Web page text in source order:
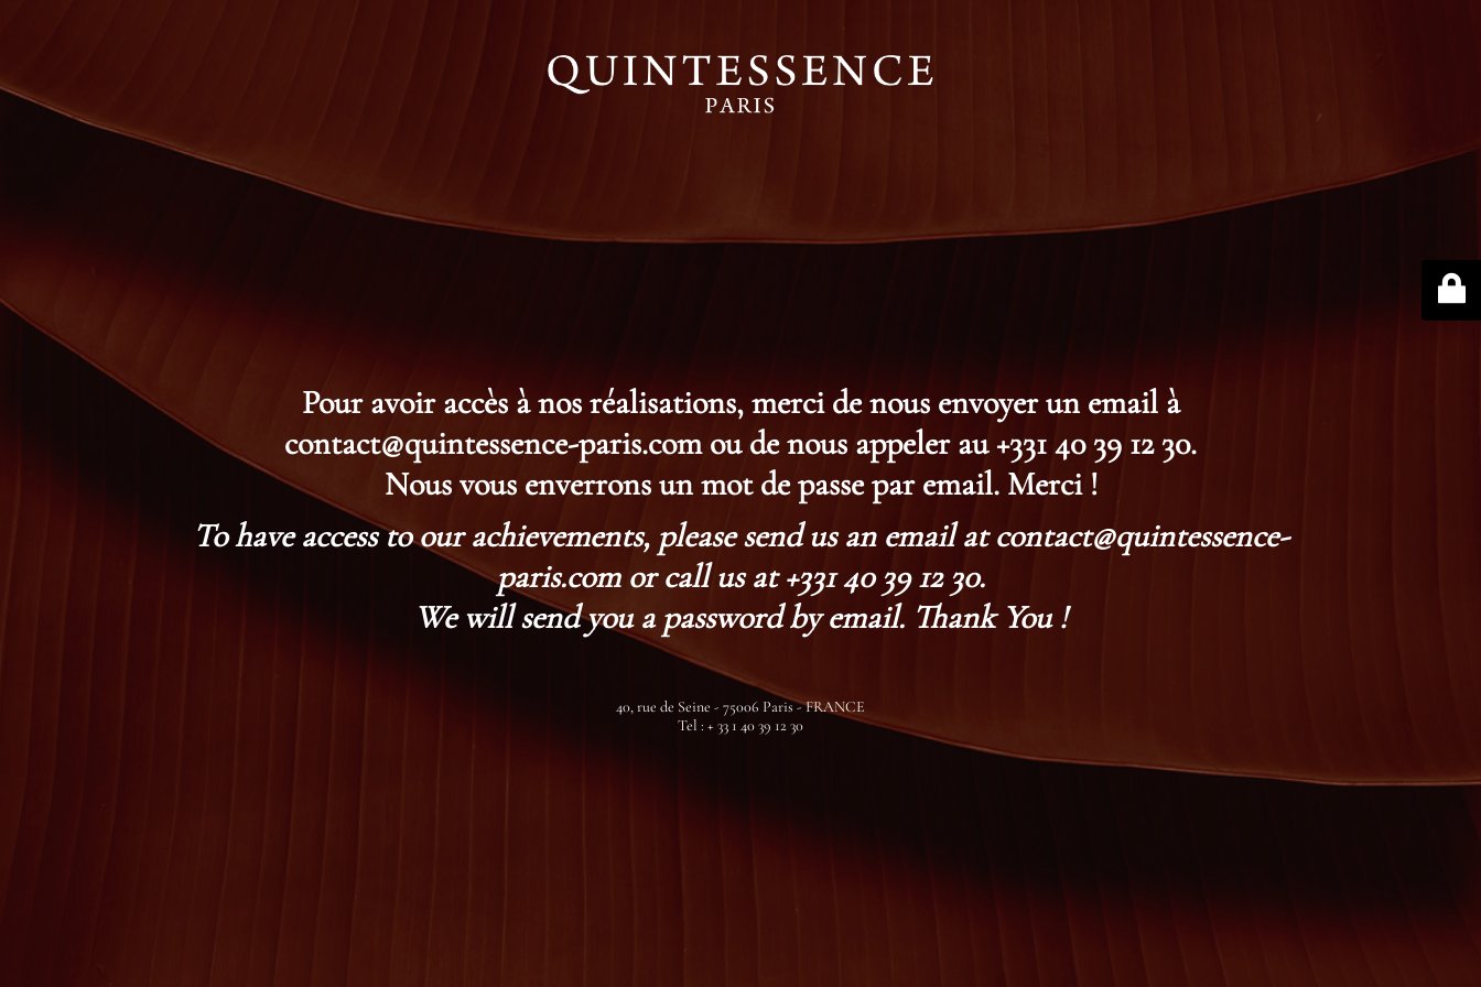
Pour avoir accès à nos réalisations, merci de nous envoyer un email à
contact@quintessence-paris.com ou de nous appeler au +331 40 39 12 30.
Nous vous enverrons un mot de passe par email. Merci !
To have access to our achievements, please send us an email at contact@quintessence-
paris.com or call us at +331 40 39 12 30.
We will send you a password by email. Thank You !
40, rue de Seine - 75006 Paris - FRANCE
Tel : + 33 1 40 39 12 30